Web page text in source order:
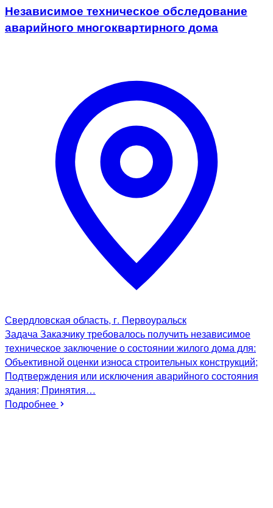
Независимое техническое обследование
аварийного многоквартирного дома
Свердловская область, г. Первоуральск
Задача Заказчику требовалось получить независимое
техническое заключение о состоянии жилого дома для:
Объективной оценки износа строительных конструкций;
Подтверждения или исключения аварийного состояния
здания; Принятия…
Подробнее